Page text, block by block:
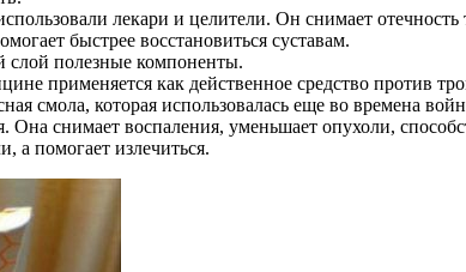
лекари и целители. Он снимает
быстрее восстановиться суставам.
слой полезные компоненты.
применяется как действенное средство против
смола, которая использовалась еще во времена
Она снимает воспаления, уменьшает опухоли,
а помогает излечиться.